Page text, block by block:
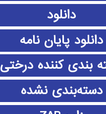
دانلود
دانلود پايان نامه
بندی کننده درختی
دسته‌بندی نشده